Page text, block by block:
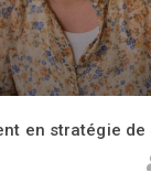
en stratégie